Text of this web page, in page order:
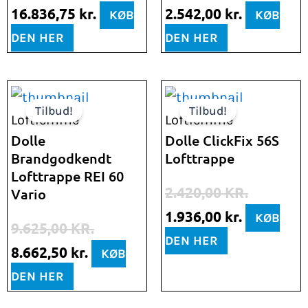
16.836,75 kr.
KØB
DEN HER
2.542,00 kr.
KØB
DEN HER
Tilbud!
Loftlemme
Dolle
Brandgodkendt
Lofttrappe REI 60
Vario
9.625,00KR.
Den
oprindelige
pris
var:
9.625,00 kr..
8.662,50 kr.
Den
er:
8.662,50 kr..
KØB
DEN HER
Tilbud!
Loftlemme
Dolle ClickFix 56S
Lofttrappe
2.420,00KR.
Den
oprindelige
pris
var:
1.936,00 kr.
Den
pris
KØB
DEN HER